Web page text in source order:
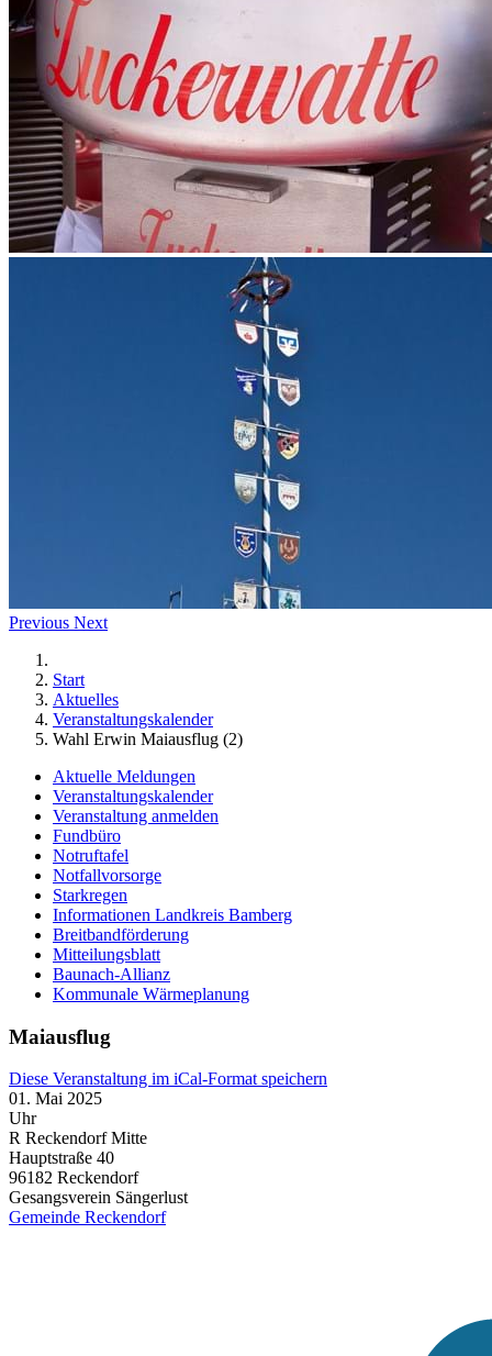
Previous Next
Start
Aktuelles
Veranstaltungskalender
Wahl Erwin Maiausflug (2)
Aktuelle Meldungen
Veranstaltungskalender
Veranstaltung anmelden
Fundbüro
Notruftafel
Notfallvorsorge
Starkregen
Informationen Landkreis Bamberg
Breitbandförderung
Mitteilungsblatt
Baunach-Allianz
Kommunale Wärmeplanung
Maiausflug
Diese Veranstaltung im iCal-Format speichern
01. Mai 2025
Uhr
R Reckendorf Mitte
Hauptstraße 40
96182 Reckendorf
Gesangsverein Sängerlust
Gemeinde Reckendorf